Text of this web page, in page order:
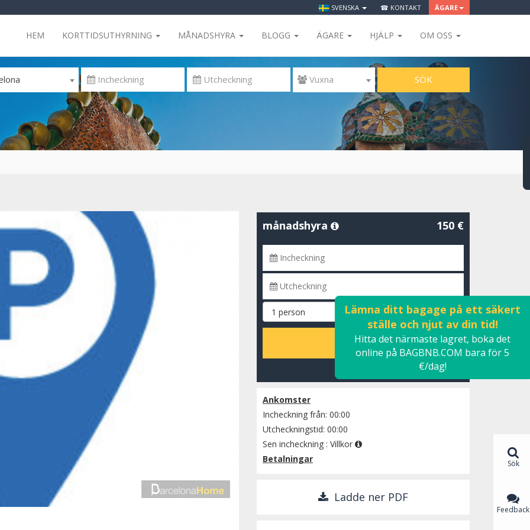
SVENSKA ☎ KONTAKT ÄGARE
HEM KORTTIDSUTHYRNING MÅNADSHYRA BLOGG ÄGARE HJÄLP OM OSS
 Vuxna SÖK
månadshyra 150 €
BERÄKNA
Ankomster
Incheckning från: 00:00
Utcheckningstid: 00:00
Sen incheckning : Villkor
Betalningar
Ladde ner PDF
Lämna ditt bagage på ett säkert
ställe och njut av din tid!
Hitta det närmaste lagret, boka det
online på BAGBNB.COM bara för 5
€/dag!
Sök
Feedback